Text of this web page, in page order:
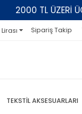
2000 TL ÜZERİ
Sipariş Takip
TEKSTİL AKSESUARLARI